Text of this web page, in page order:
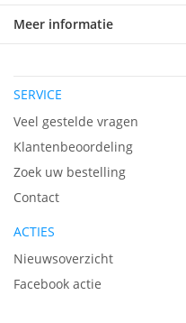
Meer informatie
SERVICE
Veel gestelde vragen
Klantenbeoordeling
Zoek uw bestelling
Contact
ACTIES
Nieuwsoverzicht
Facebook actie